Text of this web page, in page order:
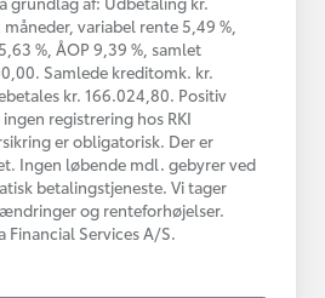
variabel rente 5,49 %,
%, ÅOP 9,39 %, samlet
Samlede kreditomk. kr.
kr. 166.024,80. Positiv
registrering hos RKI
er obligatorisk. Der er
Ingen løbende mdl. gebyrer ved
betalingstjeneste. Vi tager
og renteforhøjelser.
Financial Services A/S.